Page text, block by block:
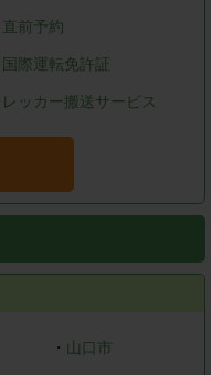
直前予約
国際運転免許証
レッカー搬送サービス
・ 山口市